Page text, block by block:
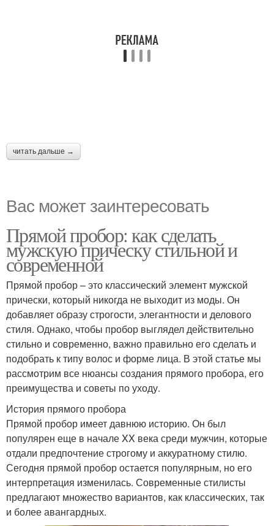
читать дальше →
Вас может заинтересовать
Прямой пробор: как сделать
мужскую прическу стильной и
современной
Прямой пробор – это классический элемент мужской
прически, который никогда не выходит из моды. Он
добавляет образу строгости, элегантности и делового
стиля. Однако, чтобы пробор выглядел действительно
стильно и современно, важно правильно его сделать и
подобрать к типу волос и форме лица. В этой статье мы
рассмотрим все нюансы создания прямого пробора, его
преимущества и советы по уходу.
История прямого пробора
Прямой пробор имеет давнюю историю. Он был
популярен еще в начале XX века среди мужчин, которые
отдали предпочтение строгому и аккуратному стилю.
Сегодня прямой пробор остается популярным, но его
интерпретация изменилась. Современные стилисты
предлагают множество вариантов, как классических, так
и более авангардных.